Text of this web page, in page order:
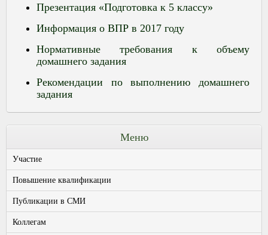
Презентация «Подготовка к 5 классу»
Информация о ВПР в 2017 году
Нормативные требования к объему
домашнего задания
Рекомендации по выполнению домашнего
задания
Меню
Участие
Повышение квалификации
Публикации в СМИ
Коллегам